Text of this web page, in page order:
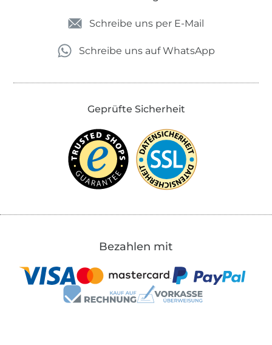
Schreibe uns per E-Mail
Schreibe uns auf WhatsApp
Geprüfte Sicherheit
Bezahlen mit